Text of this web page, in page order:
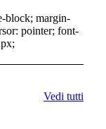
block; margin-
pointer; font-
Vedi tutti